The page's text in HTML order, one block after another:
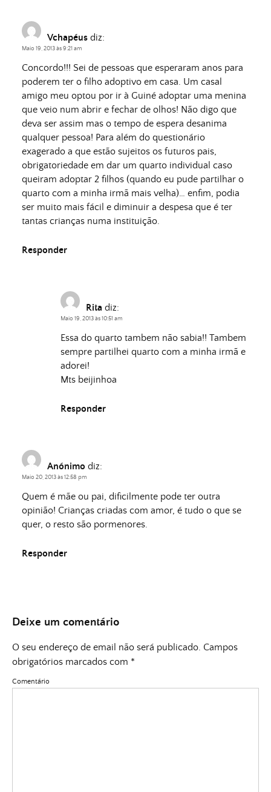
Vchapéus diz:
Maio 19, 2013 às 9:21 am
Concordo!!! Sei de pessoas que esperaram anos para
poderem ter o filho adoptivo em casa. Um casal
amigo meu optou por ir à Guiné adoptar uma menina
que veio num abrir e fechar de olhos! Não digo que
deva ser assim mas o tempo de espera desanima
qualquer pessoa! Para além do questionário
exagerado a que estão sujeitos os futuros pais,
obrigatoriedade em dar um quarto individual caso
queiram adoptar 2 filhos (quando eu pude partilhar o
quarto com a minha irmã mais velha)… enfim, podia
ser muito mais fácil e diminuir a despesa que é ter
tantas crianças numa instituição.
Responder
Rita diz:
Maio 19, 2013 às 10:51 am
Essa do quarto tambem não sabia!! Tambem
sempre partilhei quarto com a minha irmã e
adorei!
Mts beijinhoa
Responder
Anónimo diz:
Maio 20, 2013 às 12:58 pm
Quem é mãe ou pai, dificilmente pode ter outra
opinião! Crianças criadas com amor, é tudo o que se
quer, o resto são pormenores.
Responder
Deixe um comentário
O seu endereço de email não será publicado. Campos
obrigatórios marcados com *
Comentário